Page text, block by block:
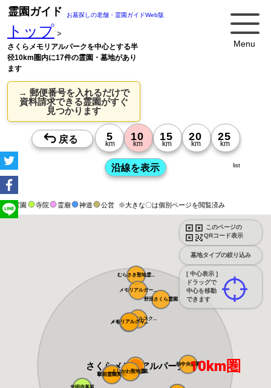
Menu
霊園ガイド お墓探しの老舗・霊園ガイドWeb版
トップ >
さくらメモリアルパークを中心とする半
径10km圏内に17件の霊園・墓地があり
ます
→ 郵便番号を入れるだけで
資料請求できる霊園がすぐ
見つかります
霊園 寺院 霊廟 神道 公営 ※大きな〇は個別ページを閲覧済み
このページの
QRコード表示
墓地タイプの絞り込み
[ 中心表示 ]
ドラッグで
中心を移動
できます
list
さくら聖地霊園
吉川美南霊園
駅前霊園美南
よしかわ聖地霊...
柏中央霊園
むらさき聖地霊...
野田さくら霊園
メモリアルスク...
メモリアルガー...
メモリアルパー...
メモリアルグリ...
さくらメモリアルパーク 10km圏